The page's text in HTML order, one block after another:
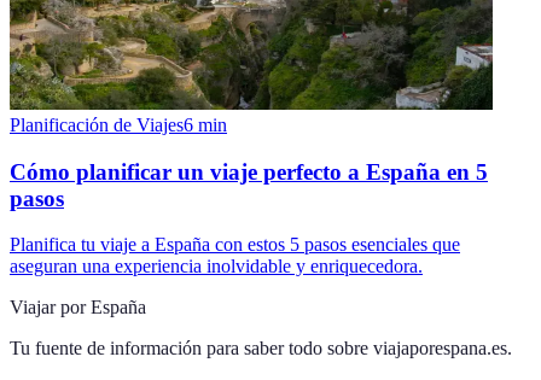
Planificación de Viajes6 min
Cómo planificar un viaje perfecto a España en 5
pasos
Planifica tu viaje a España con estos 5 pasos esenciales que
aseguran una experiencia inolvidable y enriquecedora.
Viajar por España
Tu fuente de información para saber todo sobre viajaporespana.es.